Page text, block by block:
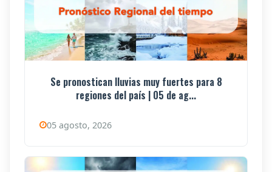
Se pronostican lluvias muy fuertes para 8
regiones del país | 05 de ag...
05 agosto, 2026